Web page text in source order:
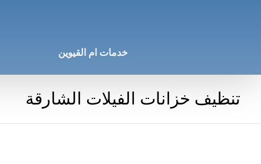
خدمات ام القيوين
تنظيف خزانات الفيلات الشارقة